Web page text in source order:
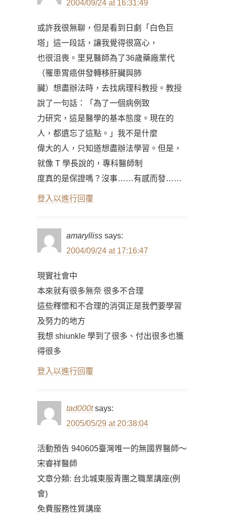
2004/09/24 at 16:31:49
或許我很無聊，但是看到日劇「白色巨
塔」這一段話，讓我覺得很窩心，
也很沮喪。里見醫師為了36歲藥廠業代
（罹患胃癌併發轉移肝臟與肺
臟）想盡辦法時，去找病理科教授。教授
說了一句話：「為了一個病例致
力研究，這是醫學的基本態度。現在的
人，都遺忘了這點。」我不是什麼
偉大的人，只知道想盡辦法學習。但是，
就像 T 學長說的，專科醫師制
度真的是保證嗎？沒事……有感而發……
登入以進行回覆
amarylliss says:
2004/09/24 at 17:16:47
現實社會中
本來就有很多無奈 很多不合理
這些釋懷和不合理的消弭正是我們要學習
及努力的地方
我想 shiunkle 學到了很多、付出很多也獲
得很多
登入以進行回覆
tad000t says:
2005/05/29 at 20:38:04
活動預告 940605臺灣唯一的無國界醫師～
宋睿祥醫師
文章分類: 台北城東服青團之職業講座(例
會)
免費服務性質講座